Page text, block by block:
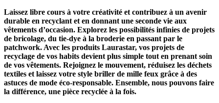
Laissez libre cours à votre créativité et contribuez à un avenir
durable en recyclant et en donnant une seconde vie aux
vêtements d’occasion. Explorez les possibilités infinies de projets
de bricolage, du tie-dye à la broderie en passant par le
patchwork. Avec les produits Laurastar, vos projets de
recyclage de vos habits devient plus simple tout en prenant soin
de vos vêtements. Rejoignez le mouvement, réduisez les déchets
textiles et laissez votre style briller de mille feux grâce à des
astuces de mode éco-responsable. Ensemble, nous pouvons faire
la différence, une pièce recyclée à la fois.